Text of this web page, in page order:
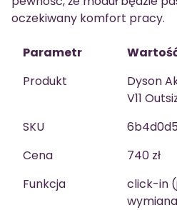
oczekiwany komfort pracy.
Parametr
Produkt
Dyson
V11
SKU
Cena
740 zł
Funkcja
click-in